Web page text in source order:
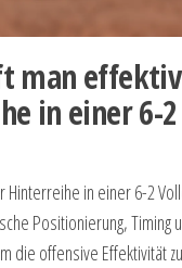
man
in einer 6-
Hinterreihe in einer 6-2
Positionierung, Timing
die offensive Effektivität